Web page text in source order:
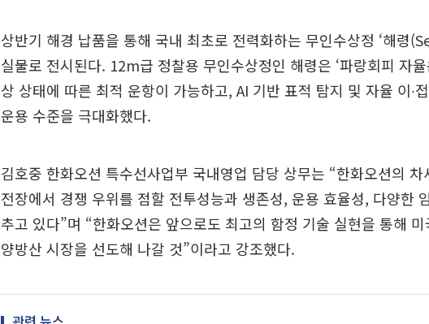
상반기 해경 납품을 통해 국내 최초로 전력화하는 무인수상정 ‘해령
실물로 전시된다. 12m급 정찰용 무인수상정인 해령은 ‘파랑회피 자
상 상태에 따른 최적 운항이 가능하고, AI 기반 표적 탐지 및 자율 이∙
운용 수준을 극대화했다.
김호중 한화오션 특수선사업부 국내영업 담당 상무는 “한화오션의
전장에서 경쟁 우위를 점할 전투성능과 생존성, 운용 효율성, 다양한
추고 있다”며 “한화오션은 앞으로도 최고의 함정 기술 실현을 통해
양방산 시장을 선도해 나갈 것”이라고 강조했다.